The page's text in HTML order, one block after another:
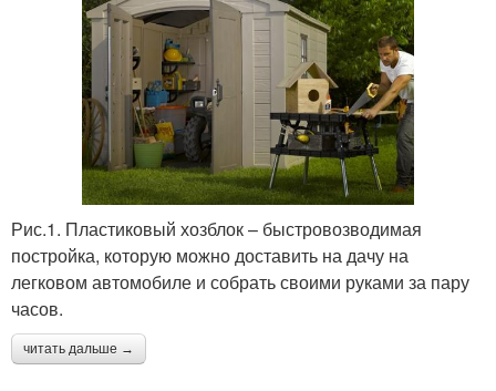
Рис.1. Пластиковый хозблок – быстровозводимая
постройка, которую можно доставить на дачу на
легковом автомобиле и собрать своими руками за пару
часов.
читать дальше →